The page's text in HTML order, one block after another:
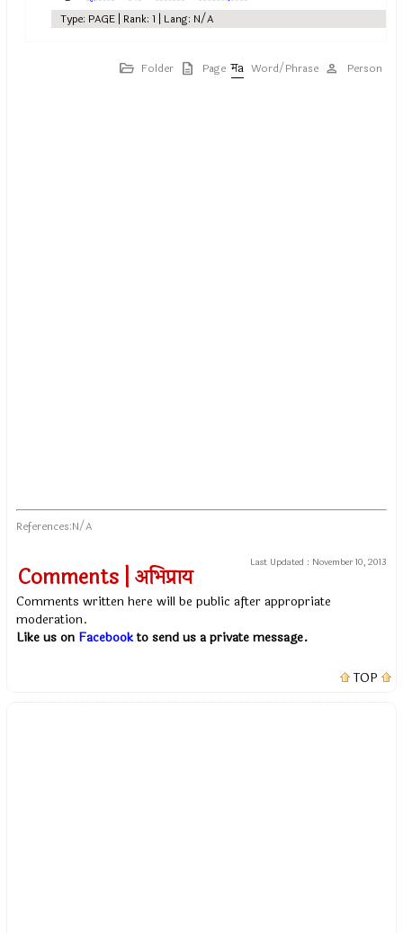
Type: PAGE | Rank: 1 | Lang: N/A
Folder Page Word/Phrase Person
References:N/A
Last Updated : November 10, 2013
Comments | अभिप्राय
Comments written here will be public after appropriate
moderation.
Like us on Facebookto send us a private message.
TOP